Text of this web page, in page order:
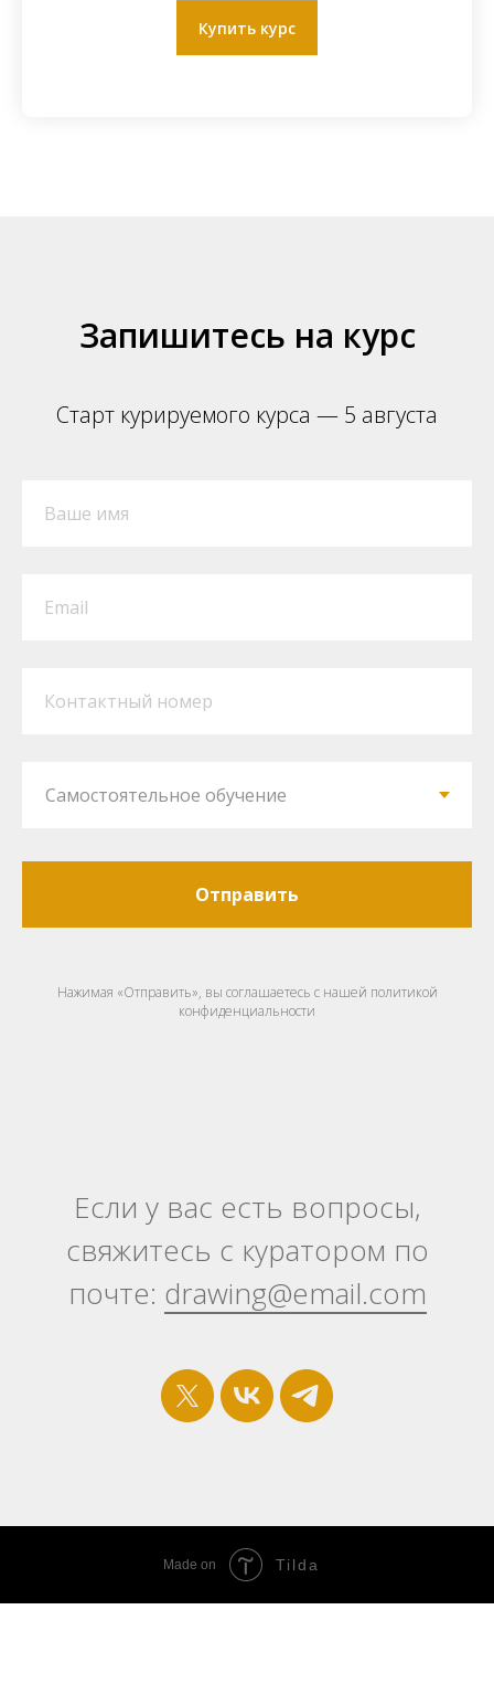
Купить курс
Запишитесь на курс
Старт курируемого курса — 5 августа
Ваше имя
Email
Контактный номер
Отправить
Нажимая «Отправить», вы соглашаетесь с нашей политикой
конфиденциальности
Если у вас есть вопросы,
свяжитесь с куратором по
почте: drawing@email.com
Made on Tilda